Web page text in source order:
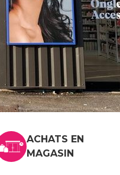
ACHATS EN
MAGASIN